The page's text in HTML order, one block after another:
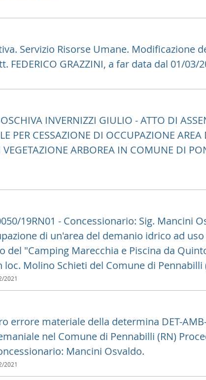
Servizio Risorse Umane. Modificazione
FEDERICO GRAZZINI, a far data dal 01/03/
INVERNIZZI GIULIO - ATTO DI
PER CESSAZIONE DI OCCUPAZIONE
VEGETAZIONE ARBOREA IN COMUNE DI
19RN01 - Concessionario: Sig. Mancini
di un'area del demanio idrico ad
del "Camping Marecchia e Piscina da
Molino Schieti del Comune di Pennabilli
2021
errore materiale della determina DET-
nel Comune di Pennabilli (RN)
Mancini Osvaldo.
2021